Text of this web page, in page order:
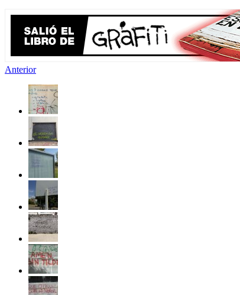
Anterior